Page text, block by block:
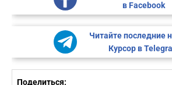
в Facebook
Читайте последние
Курсор в
Поделиться: